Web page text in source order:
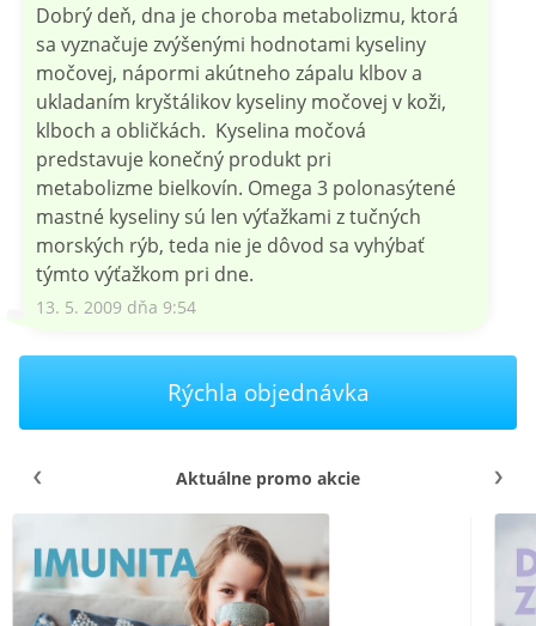
Dobrý deň, dna je choroba metabolizmu, ktorá
sa vyznačuje zvýšenými hodnotami kyseliny
močovej, nápormi akútneho zápalu klbov a
ukladaním kryštálikov kyseliny močovej v koži,
klboch a obličkách. Kyselina močová
predstavuje konečný produkt pri
metabolizme bielkovín. Omega 3 polonasýtené
mastné kyseliny sú len výťažkami z tučných
morských rýb, teda nie je dôvod sa vyhýbať
týmto výťažkom pri dne.
13. 5. 2009 dňa 9:54
Rýchla objednávka
Aktuálne promo akcie